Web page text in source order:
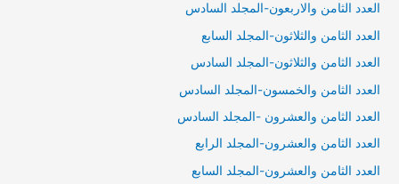
العدد الثامن والاربعون-المجلد السادس
العدد الثامن والثلاثون-المجلد السابع
العدد الثامن والثلاثون-المجلد السادس
العدد الثامن والخمسون-المجلد السادس
العدد الثامن والعشرون -المجلد السادس
العدد الثامن والعشرون-المجلد الرابع
العدد الثامن والعشرون-المجلد السابع